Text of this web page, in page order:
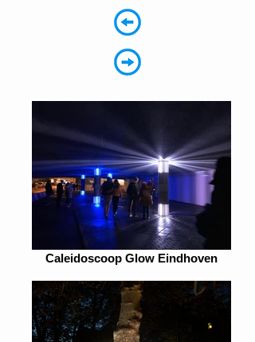
Caleidoscoop Glow Eindhoven